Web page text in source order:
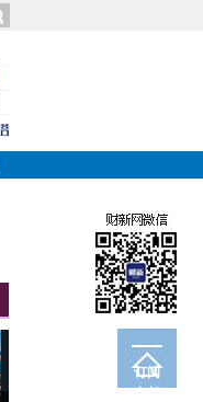
订阅
电邮